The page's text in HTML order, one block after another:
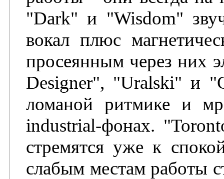
"Dark" и "Wisdom"
вокал плюс
просеянным через них
Designer", "Uralski" и
ломаной ритмике и
industrial-фонах.
стремятся уже к
слабым местам работы